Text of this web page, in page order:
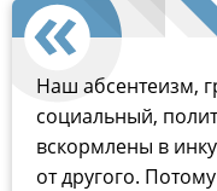
Наш абсентеизм,
социальный,
вскормлены в
от другого.